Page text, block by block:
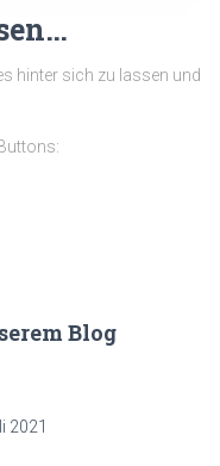
hinter sich zu lassen und
Blog
2021